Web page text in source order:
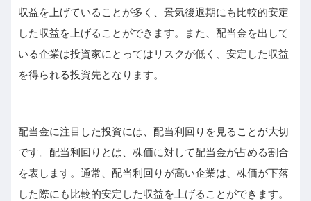
収益を上げていることが多く、景気後退期にも比較的安定
した収益を上げることができます。また、配当金を出して
いる企業は投資家にとってはリスクが低く、安定した収益
を得られる投資先となります。
配当金に注目した投資には、配当利回りを見ることが大切
です。配当利回りとは、株価に対して配当金が占める割合
を表します。通常、配当利回りが高い企業は、株価が下落
した際にも比較的安定した収益を上げることができます。